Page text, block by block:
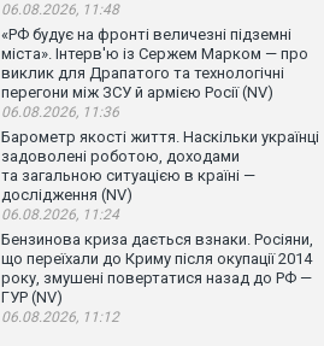
06.08.2026, 11:48
«РФ будує на фронті величезні підземні
міста». Інтерв'ю із Сержем Марком — про
виклик для Драпатого та технологічні
перегони між ЗСУ й армією Росії (NV)
06.08.2026, 11:36
Барометр якості життя. Наскільки українці
задоволені роботою, доходами
та загальною ситуацією в країні —
дослідження (NV)
06.08.2026, 11:24
Бензинова криза дається взнаки. Росіяни,
що переїхали до Криму після окупації 2014
року, змушені повертатися назад до РФ —
ГУР (NV)
06.08.2026, 11:12